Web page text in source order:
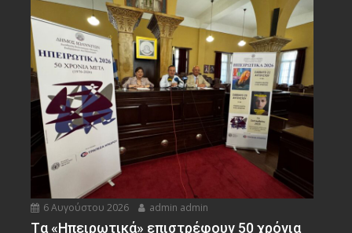
6 Αυγούστου 2026 admin admin
Tα «Ηπειρωτικά» επιστρέφουν 50 χρόνια